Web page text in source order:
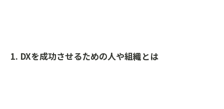
1. DXを成功させるための人や組織とは